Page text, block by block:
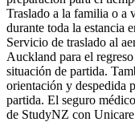
Traslado a la familia o a
durante toda la estancia
Servicio de traslado al
Auckland para el
situación de partida.
orientación y despedida
partida. El seguro
de StudyNZ con